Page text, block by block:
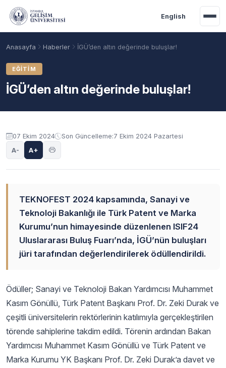
Ana içeriğe geç
English
Akademik Takvim Burslar Taban Puanlar
Anasayfa Haberler İGÜ’den altın değerinde buluşlar!
EĞITIM
İGÜ’den altın değerinde buluşlar!
07 Ekim 2024 Son Güncelleme:7 Ekim 2024 Pazartesi
A- A+
TEKNOFEST 2024 kapsamında, Sanayi ve
Teknoloji Bakanlığı ile Türk Patent ve Marka
Kurumu’nun himayesinde düzenlenen ISIF24
Uluslararası Buluş Fuarı’nda, İGÜ’nün buluşları
jüri tarafından değerlendirilerek ödüllendirildi.
Ödüller; Sanayi ve Teknoloji Bakan Yardımcısı Muhammet
Kasım Gönüllü, Türk Patent Başkanı Prof. Dr. Zeki Durak ve
çeşitli üniversitelerin rektörlerinin katılımıyla gerçekleştirilen
törende sahiplerine takdim edildi. Törenin ardından Bakan
Yardımcısı Muhammet Kasım Gönüllü ve Türk Patent ve
Marka Kurumu YK Başkanı Prof. Dr. Zeki Durak’a davet ve